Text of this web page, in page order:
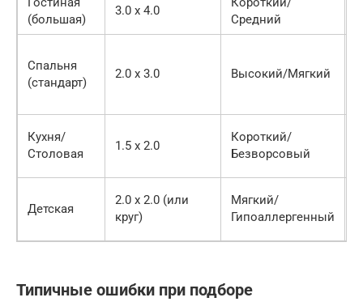
(большая)
3.0 х 4.0
Средний
Спальня
(стандарт)
2.0 х 3.0 Высокий/Мягкий
Кухня/
Столовая
1.5 х 2.0
Короткий/
Безворсовый
Детская
2.0 х 2.0 (или
круг)
Мягкий/
Гипоаллергенный
Типичные ошибки при подборе